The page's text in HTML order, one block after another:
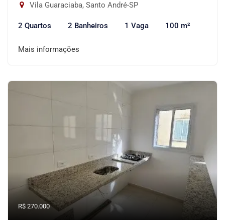
Vila Guaraciaba, Santo André-SP
2 Quartos 2 Banheiros 1 Vaga 100 m²
Mais informações
R$ 270.000